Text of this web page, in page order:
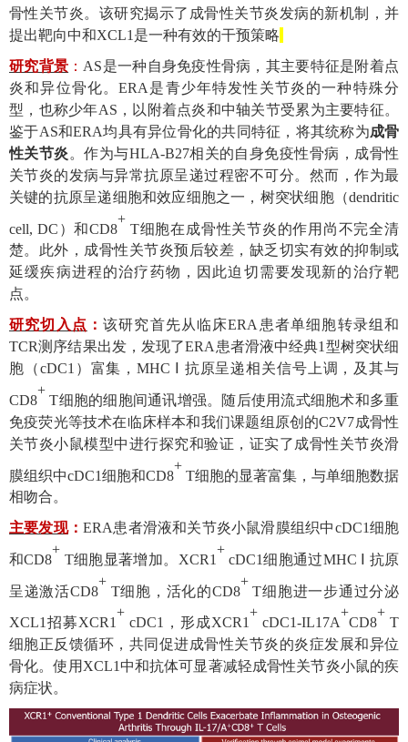
骨性关节炎。该研究揭示了成骨性关节炎发病的新机制，并
提出靶向中和XCL1 是一种有效的干预策略
研究背景 ： AS是一种自身免疫性骨病，其主要特征是附着点
炎和异位骨化。ERA 是青少年特发性关节炎的一种特殊分
型，也称少年AS ，以附着点炎和中轴关节受累为主要特征。
鉴于AS和ERA均具有异位骨化的共同特征，将其统称为成骨
性关节炎。作为与HLA-B27相关的自身免疫性骨病，成骨性
关节炎的发病与异常抗原呈递过程密不可分。然而，作为最
关键的抗原呈递细胞和效应细胞之一，树突状细胞（dendritic
cell, DC ）和CD8
+
T细胞在成骨性关节炎的作用尚不完全清
楚。此外，成骨性关节炎预后较差，缺乏切实有效的抑制或
延缓疾病进程的治疗药物，因此迫切需要发现新的治疗靶
点。
研究切入点 ：该研究首先从临床ERA 患者单细胞转录组和
TCR测序结果出发，发现了ERA 患者滑液中经典1 型树突状细
胞（cDC1 ） 富集，MHC 抗原呈递相关信号上调，及其与
CD8
+
T细胞的细胞间通讯增强。随后使用流式细胞术和多重
免疫荧光等技术在临床样本和我们课题组原创的C2V7成骨性
关节炎小鼠模型中进行探究和验证，证实了成骨性关节炎滑
膜组织中cDC1细胞和CD8
+
T细胞的显著富集，与单细胞数据
相吻合。
主要发现：ERA患者滑液和关节炎小鼠滑膜组织中cDC1细胞
和CD8
+
T细胞显著增加。 XCR1
+
cDC1细胞通过MHC 抗原
呈递激活CD8
+
T细胞，活化的CD8
+
T细胞进一步通过分泌
XCL1 招募XCR1
+
cDC1 ，形成XCR1
+
cDC1-IL17A
+
CD8
+
T
细胞正反馈循环，共同促进成骨性关节炎的炎症发展和异位
骨化。使用 XCL1 中和抗体可显著减轻成骨性关节炎小鼠的疾
病症状。